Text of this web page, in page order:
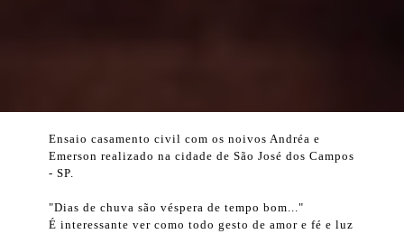
Ensaio casamento civil com os noivos Andréa e
Emerson realizado na cidade de São José dos Campos
- SP.
"Dias de chuva são véspera de tempo bom..."
É interessante ver como todo gesto de amor e fé e luz